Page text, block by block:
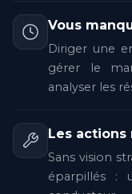
Vous
Diriger une
gérer le
analyser les
Les
Sans vision
éparpillés :